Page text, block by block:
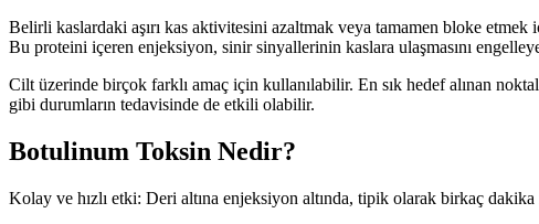
Belirli kaslardaki aşırı kas aktivitesini azaltmak veya tamamen bloke
Bu proteini içeren enjeksiyon, sinir sinyallerinin kaslara ulaşmasını
Cilt üzerinde birçok farklı amaç için kullanılabilir. En sık hedef alınan
gibi durumların tedavisinde de etkili olabilir.
Botulinum Toksin Nedir?
Kolay ve hızlı etki: Deri altına enjeksiyon altında, tipik olarak birkaç